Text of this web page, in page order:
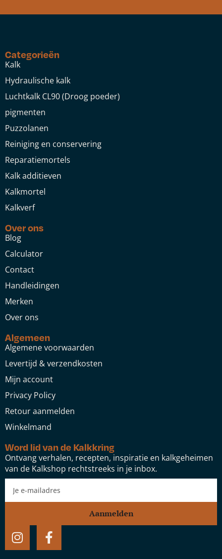
Categorieën
Kalk
Hydraulische kalk
Luchtkalk CL90 (Droog poeder)
pigmenten
Puzzolanen
Reiniging en conservering
Reparatiemortels
Kalk additieven
Kalkmortel
Kalkverf
Over ons
Blog
Calculator
Contact
Handleidingen
Merken
Over ons
Algemeen
Algemene voorwaarden
Levertijd & verzendkosten
Mijn account
Privacy Policy
Retour aanmelden
Winkelmand
Word lid van de Kalkkring
Ontvang verhalen, recepten, inspiratie en kalkgeheimen
van de Kalkshop rechtstreeks in je inbox.
Aanmelden